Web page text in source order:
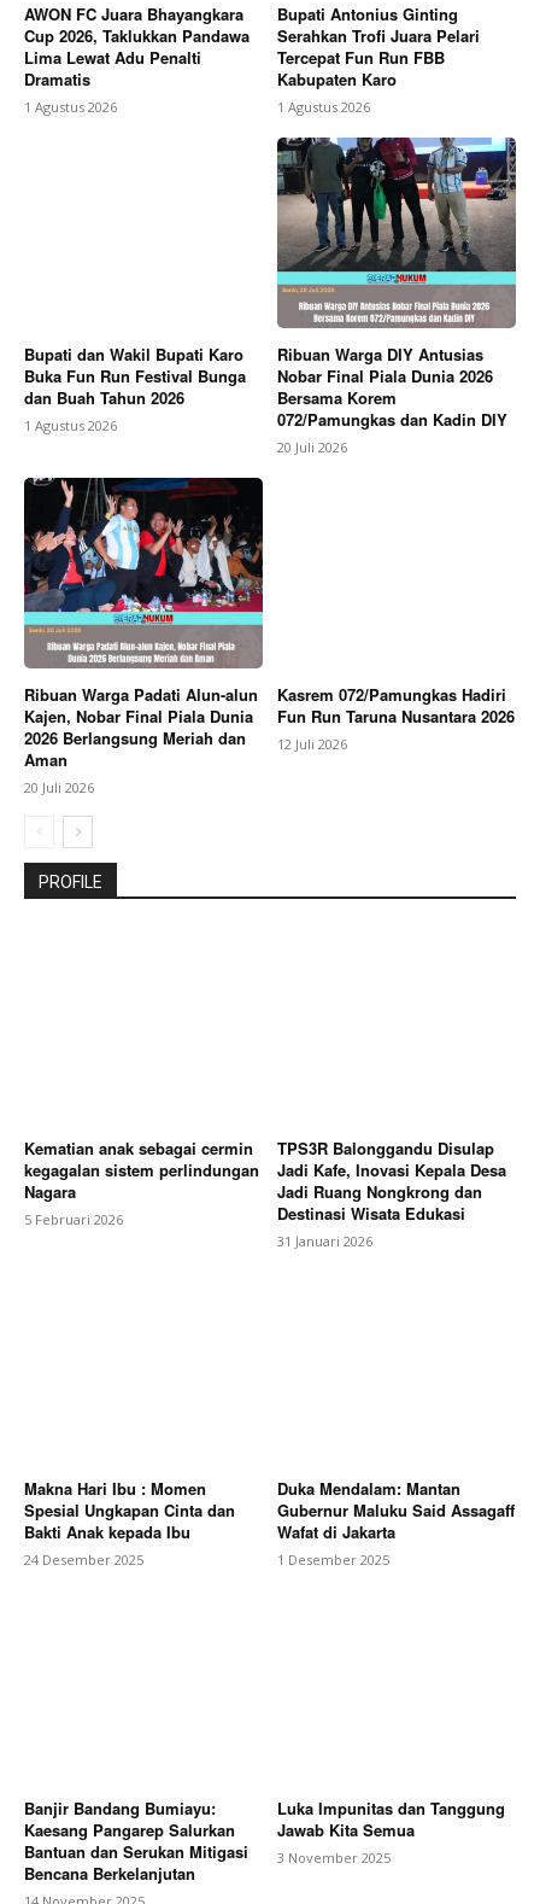
AWON FC Juara Bhayangkara
Cup 2026, Taklukkan Pandawa
Lima Lewat Adu Penalti
Dramatis
1 Agustus 2026
Bupati Antonius Ginting
Serahkan Trofi Juara Pelari
Tercepat Fun Run FBB
Kabupaten Karo
1 Agustus 2026
Bupati dan Wakil Bupati Karo
Buka Fun Run Festival Bunga
dan Buah Tahun 2026
1 Agustus 2026
Ribuan Warga DIY Antusias
Nobar Final Piala Dunia 2026
Bersama Korem
072/Pamungkas dan Kadin DIY
20 Juli 2026
Ribuan Warga Padati Alun-alun
Kajen, Nobar Final Piala Dunia
2026 Berlangsung Meriah dan
Aman
20 Juli 2026
Kasrem 072/Pamungkas Hadiri
Fun Run Taruna Nusantara 2026
12 Juli 2026
PROFILE
Kematian anak sebagai cermin
kegagalan sistem perlindungan
Nagara
5 Februari 2026
TPS3R Balonggandu Disulap
Jadi Kafe, Inovasi Kepala Desa
Jadi Ruang Nongkrong dan
Destinasi Wisata Edukasi
31 Januari 2026
Makna Hari Ibu : Momen
Spesial Ungkapan Cinta dan
Bakti Anak kepada Ibu
24 Desember 2025
Duka Mendalam: Mantan
Gubernur Maluku Said Assagaff
Wafat di Jakarta
1 Desember 2025
Banjir Bandang Bumiayu:
Kaesang Pangarep Salurkan
Bantuan dan Serukan Mitigasi
Bencana Berkelanjutan
Luka Impunitas dan Tanggung
Jawab Kita Semua
3 November 2025